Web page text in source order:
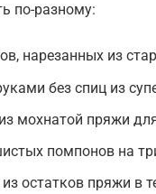
по-разному:
нарезанных из
без спиц из
мохнатой пряжи
помпонов на
остатков пряжи в